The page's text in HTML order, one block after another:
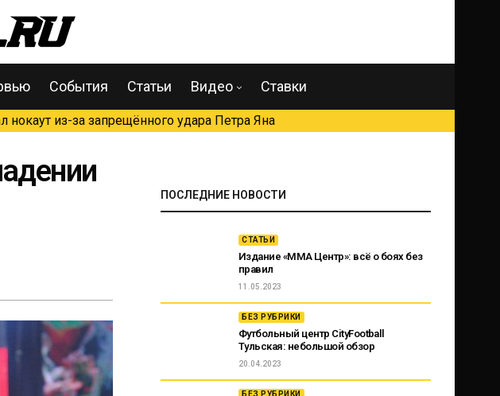
События Статьи Видео Ставки
из-за запрещённого удара Петра Яна
ПОСЛЕДНИЕ НОВОСТИ
СТАТЬИ
Издание «ММА Центр»: всё о боях без
правил
11.05.2023
БЕЗ РУБРИКИ
Футбольный центр CityFootball
Тульская: небольшой обзор
20.04.2023
БЕЗ РУБРИКИ